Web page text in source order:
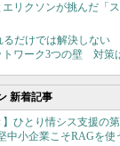
リクソンが挑んだ「
るだけでは解決しな
トワーク3つの壁 対策
新着記事
】ひとり情シス支援の
中小企業こそRAGを使